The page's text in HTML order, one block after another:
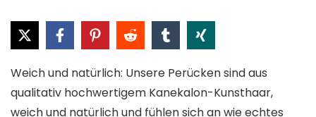
Weich und natürlich: Unsere Perücken sind aus
qualitativ hochwertigem Kanekalon-Kunsthaar,
weich und natürlich und fühlen sich an wie echtes